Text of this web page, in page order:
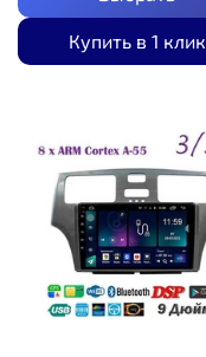
Купить в 1 клик